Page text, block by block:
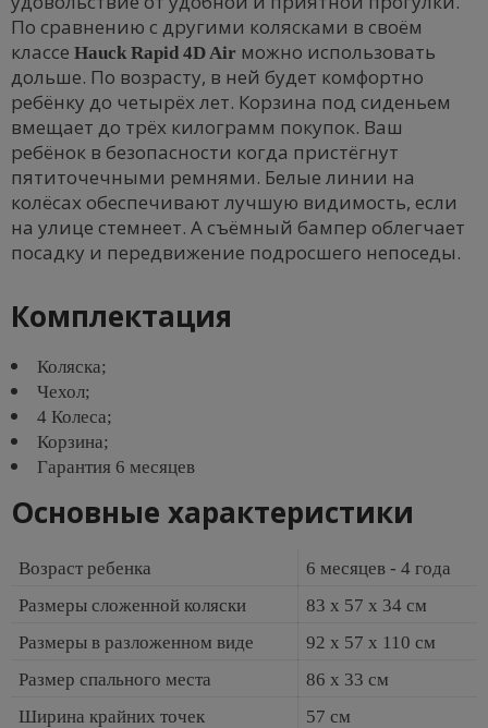
По сравнению с другими колясками в своём
классе Hauck Rapid 4D Air можно использовать
дольше. По возрасту, в ней будет комфортно
ребёнку до четырёх лет. Корзина под сиденьем
вмещает до трёх килограмм покупок. Ваш
ребёнок в безопасности когда пристёгнут
пятиточечными ремнями. Белые линии на
колёсах обеспечивают лучшую видимость, если
на улице стемнеет. А съёмный бампер облегчает
посадку и передвижение подросшего непоседы.
Комплектация
Коляска;
Чехол;
4 Колеса;
Корзина;
Гарантия 6 месяцев
Основные характеристики
Возраст ребенка
6 месяцев - 4 года
Размеры сложенной коляски
83 x 57 x 34 см
Размеры в разложенном виде
92 x 57 x 110 см
Размер спального места
86 x 33 см
Ширина крайних точек
57 см